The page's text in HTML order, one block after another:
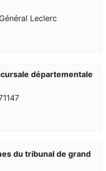
Leclerc
départementale
du tribunal de grand